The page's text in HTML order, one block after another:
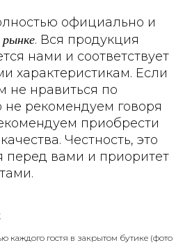
официально и
. Вся продукция
нами и соответствует
характеристикам. Если
не нравиться по
не рекомендуем говоря
приобрести
Честность, это
перед вами и приоритет
каждого гостя в закрытом бутике (фото